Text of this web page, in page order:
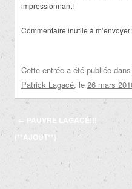
impressionnant!
Commentaire inutile à
Cette entrée a été publiée dans
Patrick Lagacé, le 26 mars
Navigation
des
articles
← PAUVRE LAGACÉ!!!
(**AJOUT**)